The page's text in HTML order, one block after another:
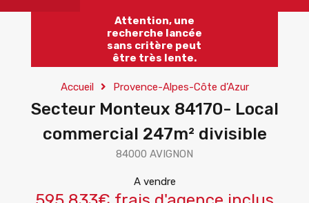
Attention, une
recherche lancée
sans critère peut
être très lente.
Accueil Provence-Alpes-Côte d’Azur
Secteur Monteux 84170- Local
commercial 247m² divisible
84000 AVIGNON
A vendre